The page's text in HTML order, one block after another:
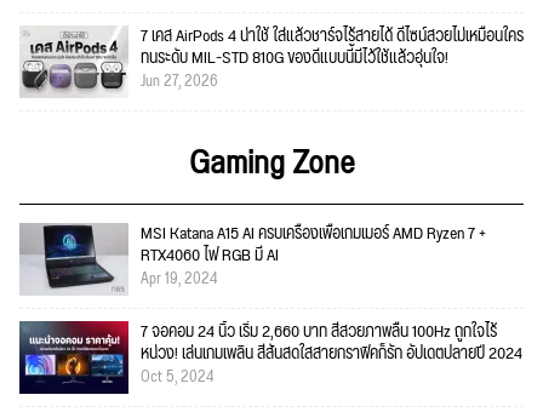
7 เคส AirPods 4 น่าใช้ ใส่แล้วชาร์จไร้สายได้ ดีไซน์สวยไม่เหมือนใคร
ทนระดับ MIL-STD 810G ของดีแบบนี้มีไว้ใช้แล้วอุ่นใจ!
Jun 27, 2026
Gaming Zone
MSI Katana A15 AI ครบเครื่องเพื่อเกมเมอร์ AMD Ryzen 7 +
RTX4060 ไฟ RGB มี AI
Apr 19, 2024
7 จอคอม 24 นิ้ว เริ่ม 2,660 บาท สีสวยภาพลื่น 100Hz ถูกใจไร้
หน่วง! เล่นเกมเพลิน สีสันสดใสสายกราฟิคก็รัก อัปเดตปลายปี 2024
Oct 5, 2024